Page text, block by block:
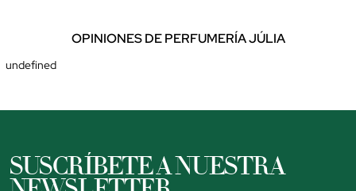
OPINIONES DE PERFUMERÍA JÚLIA
undefined
SUSCRÍBETE A NUESTRA